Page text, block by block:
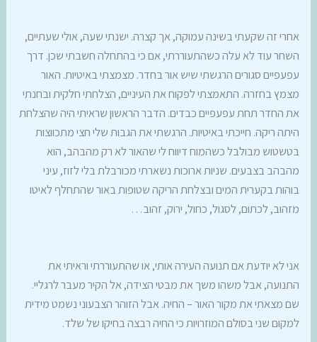
אחרי זה שקעתי בשינה עמוקה, אך קצרה. ישנתי שעה, אולי שעתיים,
השחר עוד לא עלה כשהתעוררתי, אם כי בהתחלה חשבתי שכן. דרך
עפעפיים סגורים הרגשתי שיש אור בחדר. מצמצתי באיטיות. האור
מצמץ בחזרה. התאמצתי לפקוח את העיניים, הצלחתי חלקית ובחנתי
את החדר תחת עפעפיים כבדים. הדבר הראשון שראיתי היה שהצלחת
היתה ריקה. חייכתי באיטיות. הרגשתי את הגבות שלי חצי מתכווצות
בטשטוש מבולבל כשהמוח דיווח לי שהאור לא רק מהבהב, הוא
מהבהב בצבעים. שניות ארוכות נשארתי מכורבלת בלי לזוז, עיני
בוהות בקערית המים ובצלחת הריקה שטופות באור שהתחלף לאיטו
מזהוב, לכתום, לסגול, כחול, ירוק, זהוב…
אני לא יודעת אם תנועה העירה אותי, או שהתעוררתי וראיתי את
התנועה, אבל משהו משך את מבטי הצידה, אל הקיר מעבר לרגליי.
שם מצאתי את מקור האור – החיה. אבל הזוהר הצבעוני נשמט מידית
למקום שני בסולם המוזרויות כי החיה רבצה בחיקו של שלד.